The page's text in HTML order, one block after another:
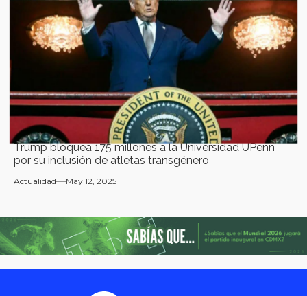
Trump bloquea 175 millones a la Universidad UPenn
por su inclusión de atletas transgénero
Actualidad May 12, 2025